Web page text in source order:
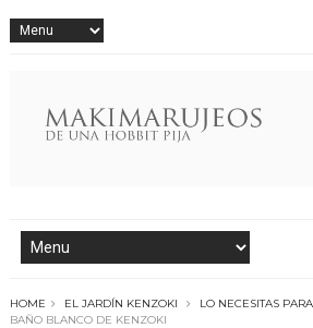
HOME EL JARDÍN KENZOKI LO NECESITAS
BAÑO BLANCO DE KENZOKI